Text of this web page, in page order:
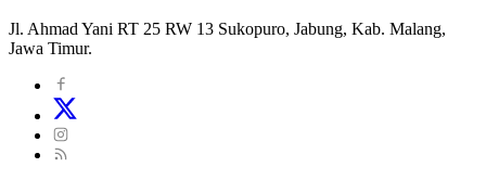
Jl. Ahmad Yani RT 25 RW 13 Sukopuro, Jabung, Kab. Malang,
Jawa Timur.